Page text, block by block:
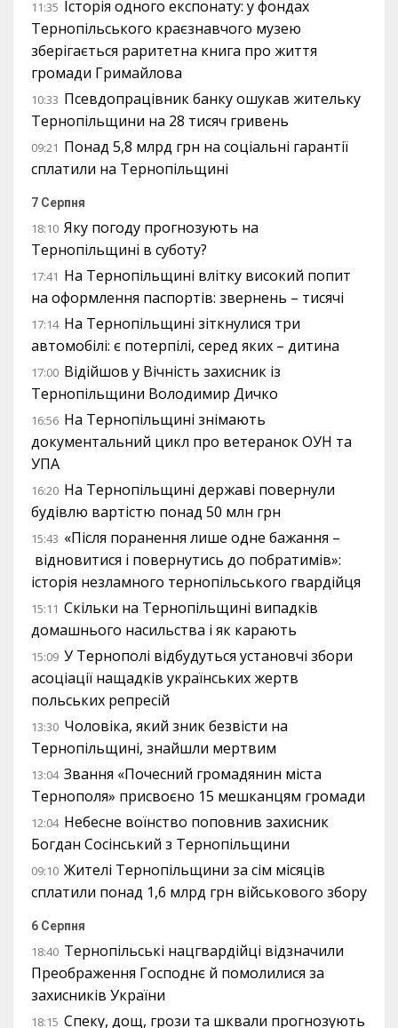
11:35 Історія одного експонату: у фондах
Тернопільського краєзнавчого музею
зберігається раритетна книга про життя
громади Гримайлова
10:33 Псевдопрацівник банку ошукав жительку
Тернопільщини на 28 тисяч гривень
09:21 Понад 5,8 млрд грн на соціальні гарантії
сплатили на Тернопільщині
7 Серпня
18:10 Яку погоду прогнозують на
Тернопільщині в суботу?
17:41 На Тернопільщині влітку високий попит
на оформлення паспортів: звернень – тисячі
17:14 На Тернопільщині зіткнулися три
автомобілі: є потерпілі, серед яких – дитина
17:00 Відійшов у Вічність захисник із
Тернопільщини Володимир Дичко
16:56 На Тернопільщині знімають
документальний цикл про ветеранок ОУН та
УПА
16:20 На Тернопільщині державі повернули
будівлю вартістю понад 50 млн грн
15:43 «Після поранення лише одне бажання –
відновитися і повернутись до побратимів»:
історія незламного тернопільського гвардійця
15:11 Скільки на Тернопільщині випадків
домашнього насильства і як карають
15:09 У Тернополі відбудуться установчі збори
асоціації нащадків українських жертв
польських репресій
13:30 Чоловіка, який зник безвісти на
Тернопільщині, знайшли мертвим
13:04 Звання «Почесний громадянин міста
Тернополя» присвоєно 15 мешканцям громади
12:04 Небесне воїнство поповнив захисник
Богдан Сосінський з Тернопільщини
09:10 Жителі Тернопільщини за сім місяців
сплатили понад 1,6 млрд грн військового збору
6 Серпня
18:40 Тернопільські нацгвардійці відзначили
Преображення Господнє й помолилися за
захисників України
18:15 Спеку, дощ, грози та шквали прогнозують